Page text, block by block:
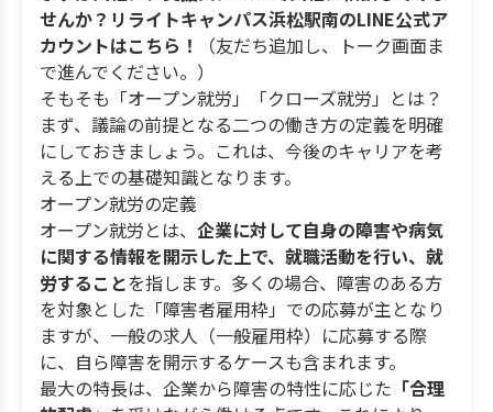
せんか？リライトキャンパス浜松駅南のLINE公式ア
カウントはこちら！
（友だち追加し、トーク画面ま
で進んでください。）
そもそも「オープン就労」「クローズ就労」とは？
まず、議論の前提となる二つの働き方の定義を明確
にしておきましょう。これは、今後のキャリアを考
える上での基礎知識となります。
オープン就労の定義
オープン就労とは、 企業に対して自身の障害や病気
に関する情報を開示した上で、就職活動を行い、就
労することを指します。多くの場合、障害のある方
を対象とした「障害者雇用枠」での応募が主となり
ますが、一般の求人（一般雇用枠）に応募する際
に、自ら障害を開示するケースも含まれます。
最大の特長は、企業から障害の特性に応じた 「合理